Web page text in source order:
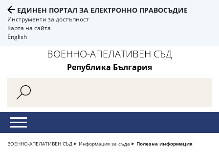
ЕДИНЕН ПОРТАЛ ЗА ЕЛЕКТРОННО ПРАВОСЪДИЕ
Инструменти за достъпност
Карта на сайта
English
ВОЕННО-АПЕЛАТИВЕН СЪД
Република България
ВОЕННО-АПЕЛАТИВЕН СЪД Информация за съда Полезна информация